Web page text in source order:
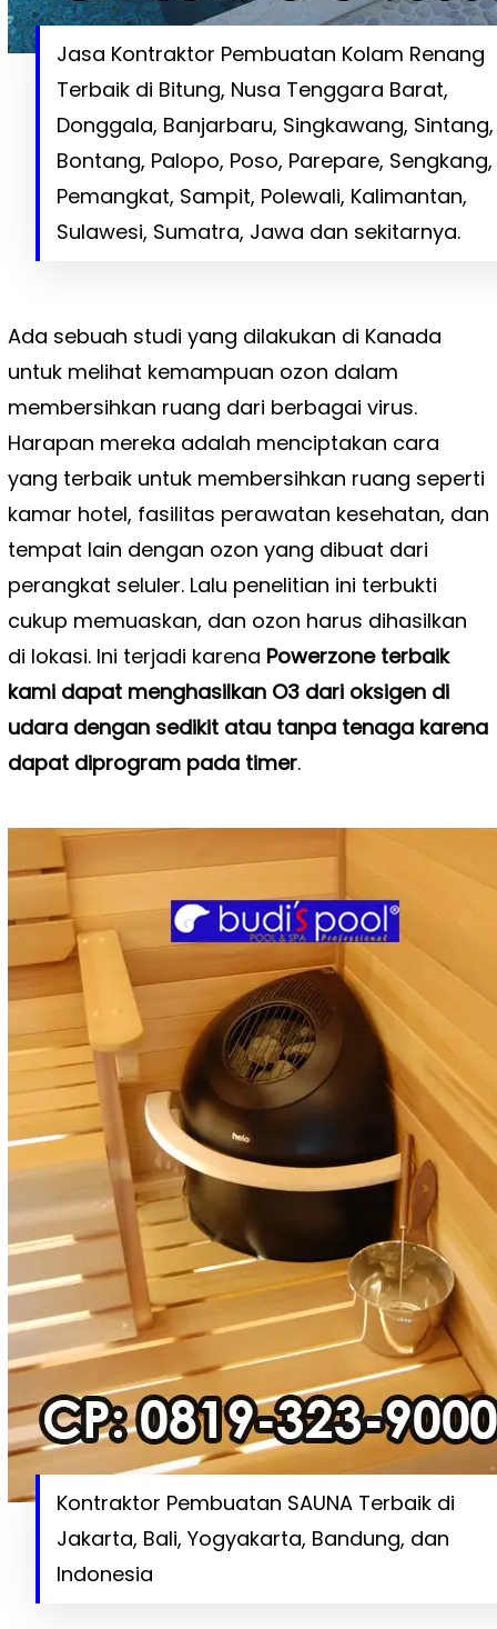
Jasa Kontraktor Pembuatan Kolam Renang
Terbaik di Bitung, Nusa Tenggara Barat,
Donggala, Banjarbaru, Singkawang, Sintang,
Bontang, Palopo, Poso, Parepare, Sengkang,
Pemangkat, Sampit, Polewali, Kalimantan,
Sulawesi, Sumatra, Jawa dan sekitarnya.
Ada sebuah studi yang dilakukan di Kanada
untuk melihat kemampuan ozon dalam
membersihkan ruang dari berbagai virus.
Harapan mereka adalah menciptakan cara
yang terbaik untuk membersihkan ruang seperti
kamar hotel, fasilitas perawatan kesehatan, dan
tempat lain dengan ozon yang dibuat dari
perangkat seluler. Lalu penelitian ini terbukti
cukup memuaskan, dan ozon harus dihasilkan
di lokasi. Ini terjadi karena Powerzone terbaik
kami dapat menghasilkan O3 dari oksigen di
udara dengan sedikit atau tanpa tenaga karena
dapat diprogram pada timer.
Kontraktor Pembuatan SAUNA Terbaik di
Jakarta, Bali, Yogyakarta, Bandung, dan
Indonesia